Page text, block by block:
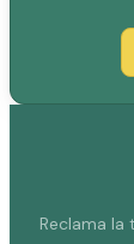
Reclama